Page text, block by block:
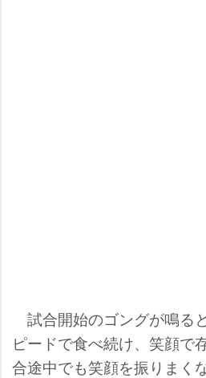
試合開始のゴングが鳴る
ピードで食べ続け、笑顔で
合途中でも笑顔を振りまく